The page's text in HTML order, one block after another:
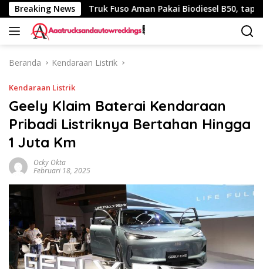
Langsung
ke
konten
Breaking News
Km Truk Fuso Aman Pakai Biodiesel B50, tapi Ada
Beranda Kendaraan Listrik
Kendaraan Listrik
Geely Klaim Baterai Kendaraan
Pribadi Listriknya Bertahan Hingga
1 Juta Km
Ocky Okta
Februari 18, 2025